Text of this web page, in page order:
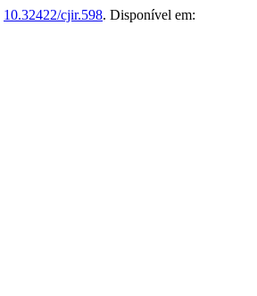
10.32422/cjir.598. Disponível em: